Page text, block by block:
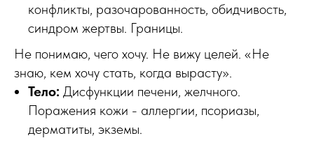
конфликты, разочарованность, обидчивость,
синдром жертвы. Границы.
Не понимаю, чего хочу. Не вижу целей. «Не
знаю, кем хочу стать, когда вырасту».
Тело: Дисфункции печени, желчного.
Поражения кожи - аллергии, псориазы,
дерматиты, экземы.